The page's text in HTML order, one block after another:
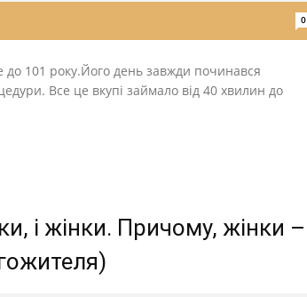
0
до 101 року.Його день завжди починався
Все це вкупі займало від 40 хвилин до
і жінки. Причому, жінки –